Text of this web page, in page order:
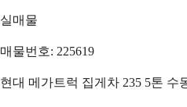
실매물
매물번호: 225619
현대 메가트럭 집게차 235 5톤 수